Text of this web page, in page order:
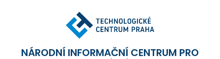
NÁRODNÍ INFORMAČNÍ CENTRUM PRO